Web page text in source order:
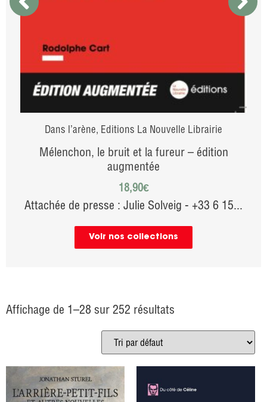
Dans l’arène, Editions La Nouvelle Librairie
Mélenchon, le bruit et la fureur – édition
augmentée
18,90€
Attachée de presse : Julie Solveig - +33 6 15...
Voir nos collections
Affichage de 1–28 sur 252 résultats